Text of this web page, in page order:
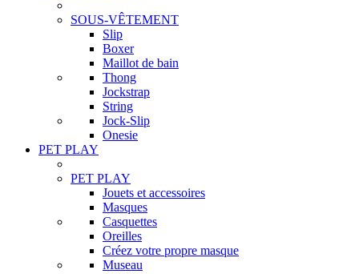
SOUS-VÊTEMENT
Slip
Boxer
Maillot de bain
Thong
Jockstrap
String
Jock-Slip
Onesie
PET PLAY
PET PLAY
Jouets et accessoires
Masques
Casquettes
Oreilles
Créez votre propre masque
Museau